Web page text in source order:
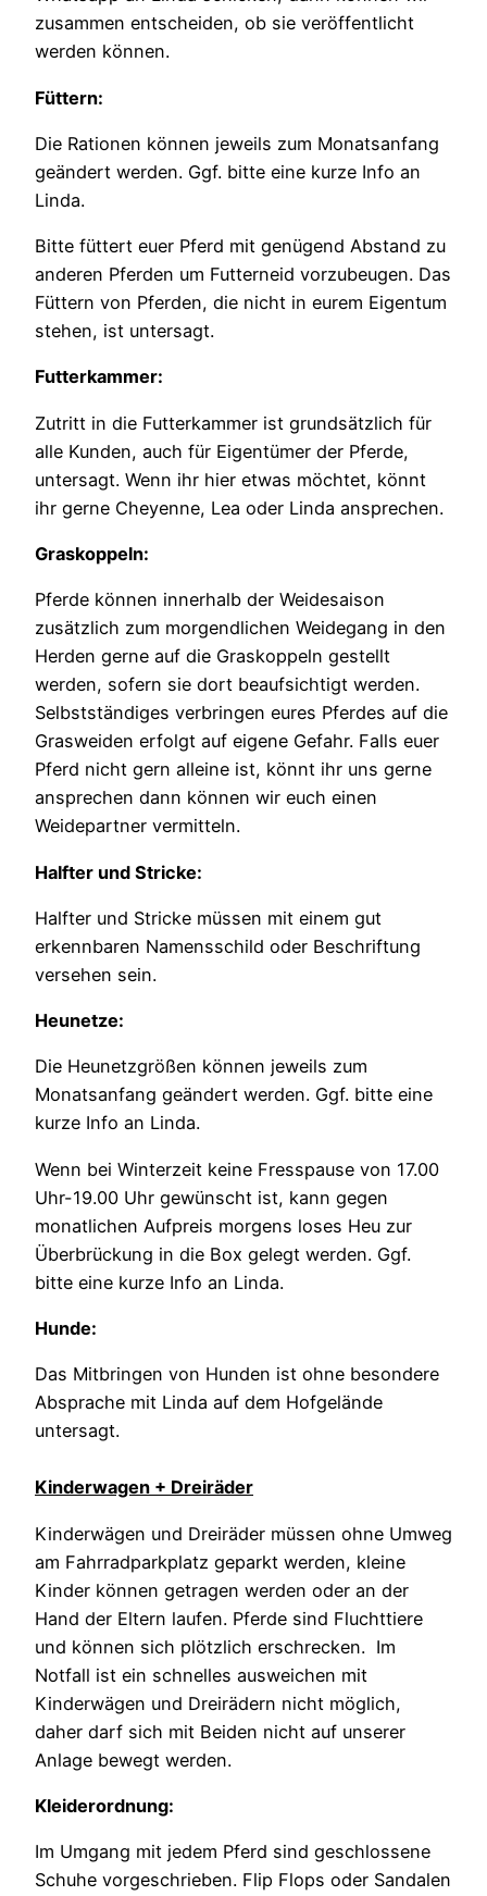
zusammen entscheiden, ob sie veröffentlicht
werden können.
Füttern:
Die Rationen können jeweils zum Monatsanfang
geändert werden. Ggf. bitte eine kurze Info an
Linda.
Bitte füttert euer Pferd mit genügend Abstand zu
anderen Pferden um Futterneid vorzubeugen. Das
Füttern von Pferden, die nicht in eurem Eigentum
stehen, ist untersagt.
Futterkammer:
Zutritt in die Futterkammer ist grundsätzlich für
alle Kunden, auch für Eigentümer der Pferde,
untersagt. Wenn ihr hier etwas möchtet, könnt
ihr gerne Cheyenne, Lea oder Linda ansprechen.
Graskoppeln:
Pferde können innerhalb der Weidesaison
zusätzlich zum morgendlichen Weidegang in den
Herden gerne auf die Graskoppeln gestellt
werden, sofern sie dort beaufsichtigt werden.
Selbstständiges verbringen eures Pferdes auf die
Grasweiden erfolgt auf eigene Gefahr. Falls euer
Pferd nicht gern alleine ist, könnt ihr uns gerne
ansprechen dann können wir euch einen
Weidepartner vermitteln.
Halfter und Stricke:
Halfter und Stricke müssen mit einem gut
erkennbaren Namensschild oder Beschriftung
versehen sein.
Heunetze:
Die Heunetzgrößen können jeweils zum
Monatsanfang geändert werden. Ggf. bitte eine
kurze Info an Linda.
Wenn bei Winterzeit keine Fresspause von 17.00
Uhr-19.00 Uhr gewünscht ist, kann gegen
monatlichen Aufpreis morgens loses Heu zur
Überbrückung in die Box gelegt werden. Ggf.
bitte eine kurze Info an Linda.
Hunde:
Das Mitbringen von Hunden ist ohne besondere
Absprache mit Linda auf dem Hofgelände
untersagt.
Kinderwagen + Dreiräder
Kinderwägen und Dreiräder müssen ohne Umweg
am Fahrradparkplatz geparkt werden, kleine
Kinder können getragen werden oder an der
Hand der Eltern laufen. Pferde sind Fluchttiere
und können sich plötzlich erschrecken. Im
Notfall ist ein schnelles ausweichen mit
Kinderwägen und Dreirädern nicht möglich,
daher darf sich mit Beiden nicht auf unserer
Anlage bewegt werden.
Kleiderordnung:
Im Umgang mit jedem Pferd sind geschlossene
Schuhe vorgeschrieben. Flip Flops oder Sandalen